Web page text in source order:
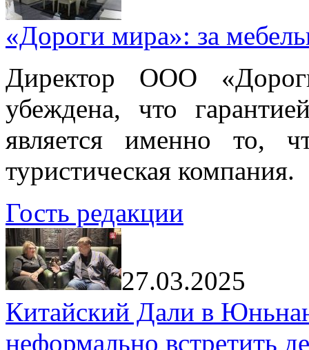
«Дороги мира»: за
Директор ООО
убеждена, что
является именно то,
туристическая компания.
Гость редакции
27.03.2025
Китайский Дали в
неформально встретить